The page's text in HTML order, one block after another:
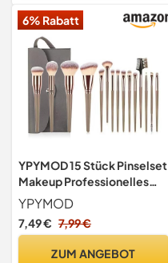
6% Rabatt
YPYMOD 15 Stück Pinselset
Makeup Professionelles
Make up Pinsel set,
Highlights, Konturen, Pinsel
in Reisegröße, Mit
YPYMOD
7,49 € 7,99 €
ZUM ANGEBOT